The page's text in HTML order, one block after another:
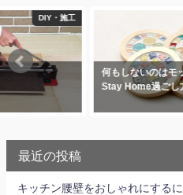
何もしないのはモッタイナイ!
Stay Home過ごし方のご提案♪
最近の投稿
キッチン腰壁をおしゃれにする